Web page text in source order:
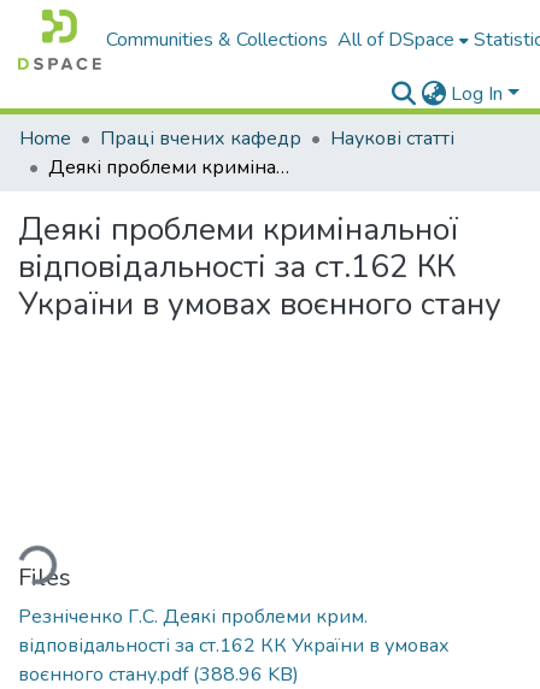
Communities & Collections All of DSpace
Log In
Home
Праці вчених кафедр
Наукові статті
Деякі проблеми кримінальної відповідальності за ст.162 КК України в умовах воєнного стану
Деякі проблеми кримінальної
відповідальності за ст.162 КК
України в умовах воєнного стану
Files
Резніченко Г.С. Деякі проблеми крим.
відповідальності за ст.162 КК України в умовах
воєнного стану.pdf(388.96 KB)